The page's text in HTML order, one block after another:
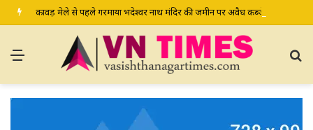
Menu